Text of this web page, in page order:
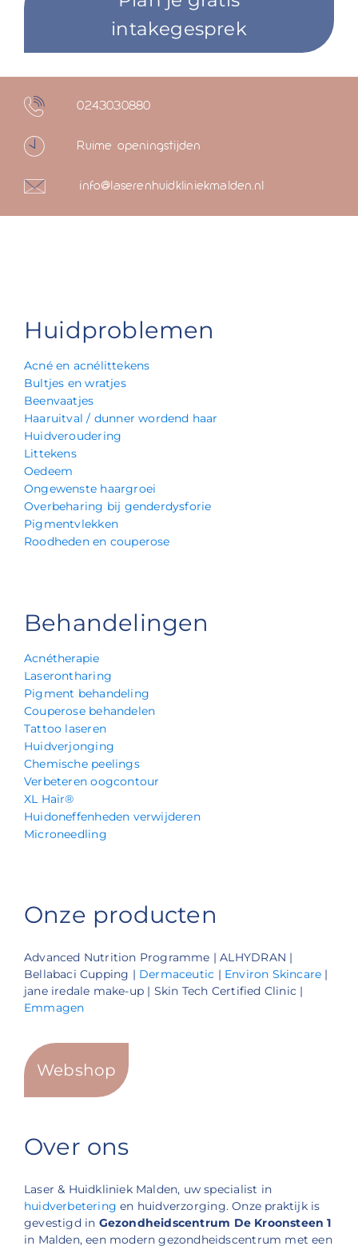
intakegesprek
0243030880
Ruime openingstijden
info@laserenhuidkliniekmalden.nl
Huidproblemen
Acné en acnélittekens
Bultjes en wratjes
Beenvaatjes
Haaruitval / dunner wordend haar
Huidveroudering
Littekens
Oedeem
Ongewenste haargroei
Overbeharing bij genderdysforie
Pigmentvlekken
Roodheden en couperose
Behandelingen
Acnétherapie
Laserontharing
Pigment behandeling
Couperose behandelen
Tattoo laseren
Huidverjonging
Chemische peelings
Verbeteren oogcontour
XL Hair®
Huidoneffenheden verwijderen
Microneedling
Onze producten
Advanced Nutrition Programme | ALHYDRAN |
Bellabaci Cupping | Dermaceutic | Environ Skincare |
jane iredale make-up | Skin Tech Certified Clinic |
Emmagen
Webshop
Over ons
Laser & Huidkliniek Malden, uw specialist in
huidverbetering en huidverzorging. Onze praktijk is
gevestigd in Gezondheidscentrum De Kroonsteen 1
in Malden, een modern gezondheidscentrum met een